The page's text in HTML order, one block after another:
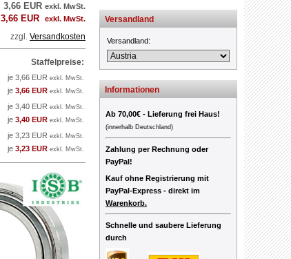
3,66 EUR exkl. MwSt.
3,66 EUR exkl. MwSt.
zzgl. Versandkosten
Staffelpreise:
je 3,66 EUR exkl. MwSt.
je 3,66 EUR exkl. MwSt.
je 3,40 EUR exkl. MwSt.
je 3,40 EUR exkl. MwSt.
je 3,23 EUR exkl. MwSt.
je 3,23 EUR exkl. MwSt.
Versandland
Versandland:
Informationen
Ab 70,00€ - Lieferung frei Haus!
(innerhalb Deutschland)
Zahlung per Rechnung oder
PayPal!
Kauf ohne Registrierung mit
PayPal-Express - direkt im
Warenkorb.
Schnelle und saubere Lieferung
durch